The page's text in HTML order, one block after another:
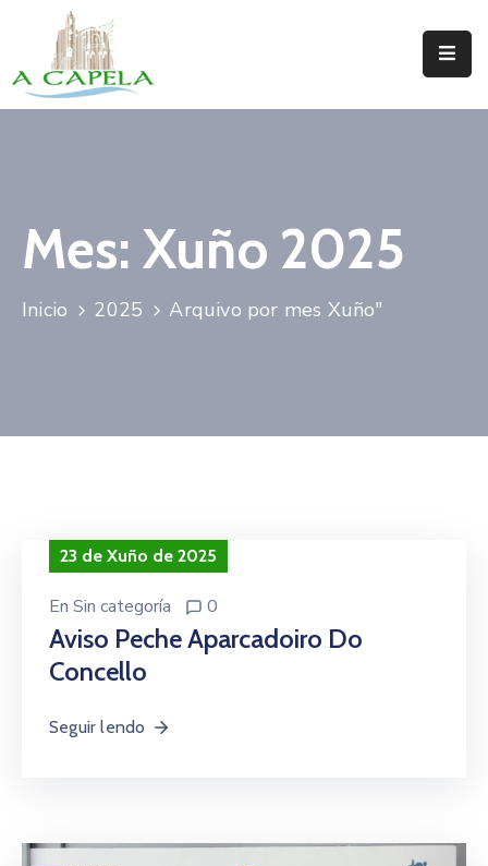
Inicio
Servizos
Novas
Mes: Xuño 2025
Inicio 2025 Arquivo por mes Xuño"
23 de Xuño de 2025
En Sin categoría 0
Aviso Peche Aparcadoiro Do
Concello
Seguir lendo